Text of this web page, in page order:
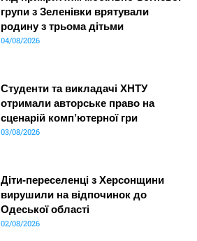
групи з Зеленівки врятували
родину з трьома дітьми
04/08/2026
Студенти та викладачі ХНТУ
отримали авторське право на
сценарій комп’ютерної гри
03/08/2026
Діти-переселенці з Херсонщини
вирушили на відпочинок до
Одеської області
02/08/2026